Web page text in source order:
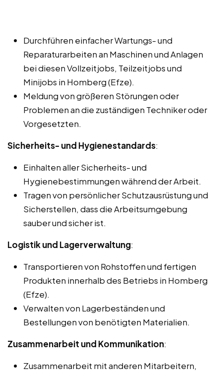
Durchführen einfacher Wartungs- und
Reparaturarbeiten an Maschinen und Anlagen
bei diesen Vollzeitjobs, Teilzeitjobs und
Minijobs in Homberg (Efze).
Meldung von größeren Störungen oder
Problemen an die zuständigen Techniker oder
Vorgesetzten.
Sicherheits- und Hygienestandards:
Einhalten aller Sicherheits- und
Hygienebestimmungen während der Arbeit.
Tragen von persönlicher Schutzausrüstung und
Sicherstellen, dass die Arbeitsumgebung
sauber und sicher ist.
Logistik und Lagerverwaltung:
Transportieren von Rohstoffen und fertigen
Produkten innerhalb des Betriebs in Homberg
(Efze).
Verwalten von Lagerbeständen und
Bestellungen von benötigten Materialien.
Zusammenarbeit und Kommunikation:
Zusammenarbeit mit anderen Mitarbeitern,